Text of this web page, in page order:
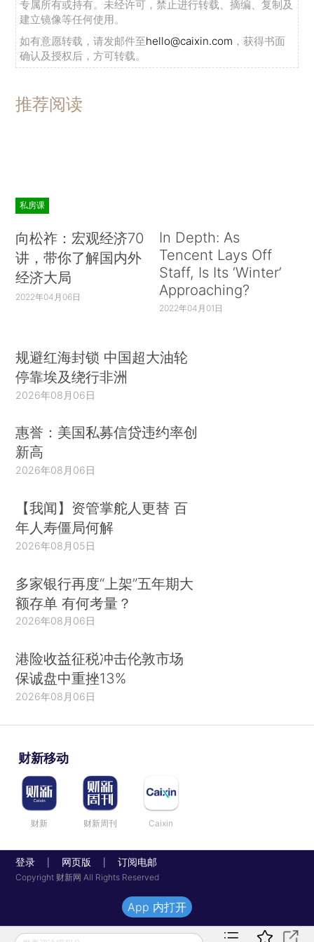
专属所有或持有。未经许可，禁止进行转载、摘编、复制及
建立镜像等任何使用。
如有意愿转载，请发邮件至hello@caixin.com ，获得书面
确认及授权后，方可转载。
推荐阅读
私房课
向松祚：宏观经济70
讲，带你了解国内外
经济大局
2022年04月06日
In Depth: As
Tencent Lays Off
Staff, Is Its ‘Winter’
Approaching?
2022年04月01日
规避红海封锁 中国超大油轮
停靠埃及绕行非洲
2026年08月06日
惠誉：美国私募信贷违约率创
新高
2026年08月06日
【我闻】资管掌舵人更替 百
年人寿僵局何解
2026年08月05日
多家银行再度“上架”五年期大
额存单 有何考量？
2026年08月06日
港险收益征税冲击伦敦市场
保诚盘中重挫13%
2026年08月06日
财新移动
财新 财新周刊 Caixin
登录 网页版 订阅电邮
Copyright 财新网 All Rights Reserved
App 内打开